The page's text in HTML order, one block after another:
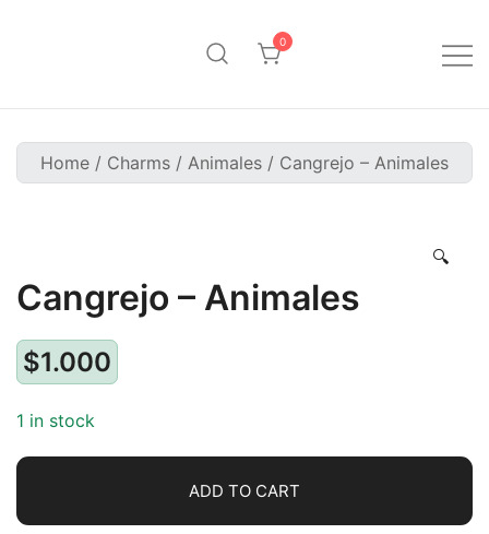
0
Home / Charms / Animales / Cangrejo – Animales
🔍
Cangrejo – Animales
$1.000
1 in stock
ADD TO CART